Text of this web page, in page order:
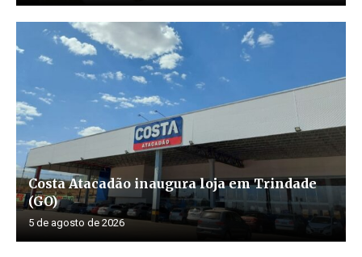
Costa Atacadão inaugura loja em Trindade
(GO)
5 de agosto de 2026